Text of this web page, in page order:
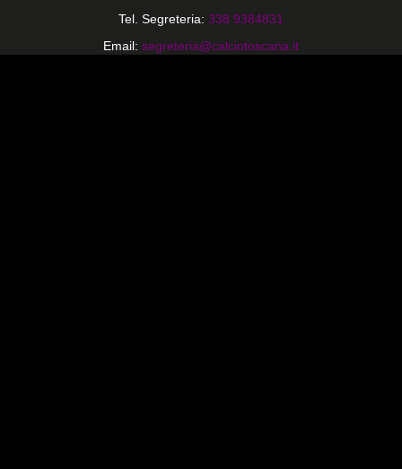
Tel. Segreteria: 338 9384831
Email: segreteria@calciotoscana.it